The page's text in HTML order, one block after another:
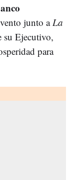
junto aLa
su Ejecutivo,
para